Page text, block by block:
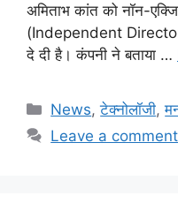
अमिताभ कांत को नॉन-
(Independent
दे दी है। कंपनी ने बताया …
Categories
News,टेक्नोलॉजी,
Leave a comment